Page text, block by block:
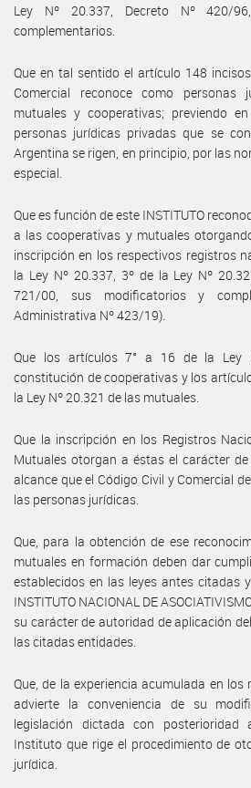
Ley Nº 20.337, Decreto Nº 420/
complementarios.
Que en tal sentido el artículo 148
Comercial reconoce como
mutuales y cooperativas; previendo
personas jurídicas privadas que se
Argentina se rigen, en principio, por las
especial.
Que es función de este INSTITUTO
a las cooperativas y mutuales
inscripción en los respectivos registros
la Ley Nº 20.337, 3º de la Ley Nº
721/00, sus modificatorios y
Administrativa Nº 423/19).
Que los artículos 7° a 16 de la Ley
constitución de cooperativas y los
la Ley Nº 20.321 de las mutuales.
Que la inscripción en los Registros
Mutuales otorgan a éstas el carácter
alcance que el Código Civil y Comercial
las personas jurídicas.
Que, para la obtención de ese
mutuales en formación deben dar
establecidos en las leyes antes citadas
INSTITUTO NACIONAL DE
su carácter de autoridad de aplicación
las citadas entidades.
Que, de la experiencia acumulada en
advierte la conveniencia de su
legislación dictada con
Instituto que rige el procedimiento de
jurídica.